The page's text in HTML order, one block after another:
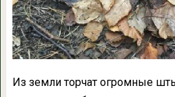
Из земли торчат огромные